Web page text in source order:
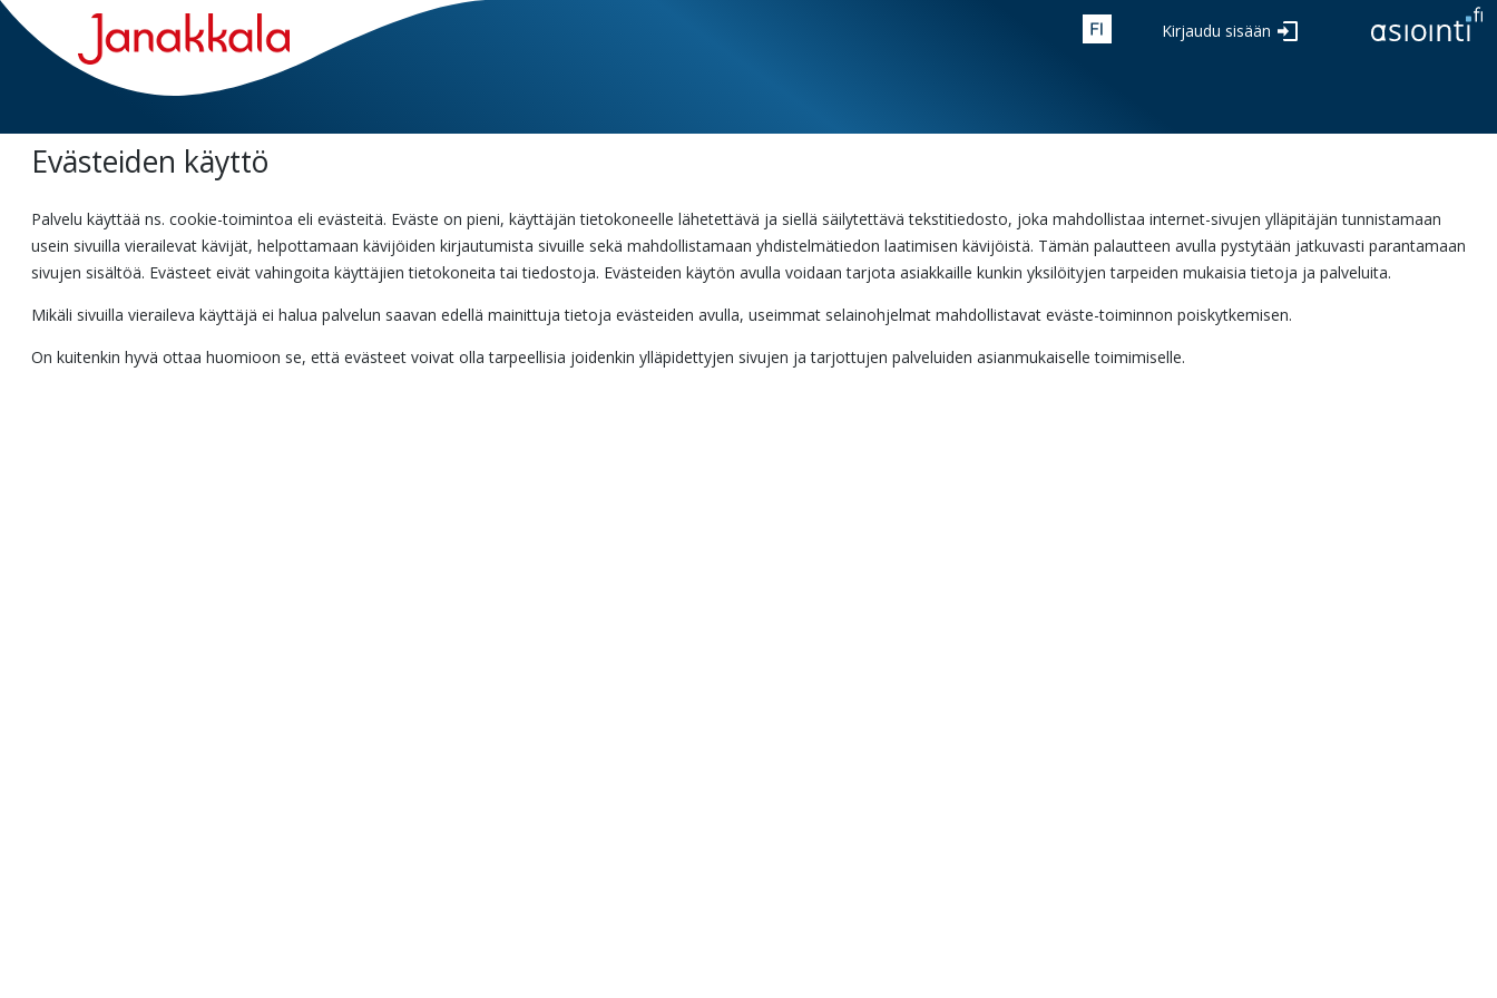
Siirry
päänäkymään
Kirjaudu sisään
Evästeiden käyttö
Palvelu käyttää ns. cookie-toimintoa eli evästeitä. Eväste on pieni, käyttäjän tietokoneelle lähetettävä ja siellä säilytettävä tekstitiedosto, joka mahdollistaa internet-sivujen ylläpitäjän tunnistamaan
usein sivuilla vierailevat kävijät, helpottamaan kävijöiden kirjautumista sivuille sekä mahdollistamaan yhdistelmätiedon laatimisen kävijöistä. Tämän palautteen avulla pystytään jatkuvasti parantamaan
sivujen sisältöä. Evästeet eivät vahingoita käyttäjien tietokoneita tai tiedostoja. Evästeiden käytön avulla voidaan tarjota asiakkaille kunkin yksilöityjen tarpeiden mukaisia tietoja ja palveluita.
Mikäli sivuilla vieraileva käyttäjä ei halua palvelun saavan edellä mainittuja tietoja evästeiden avulla, useimmat selainohjelmat mahdollistavat eväste-toiminnon poiskytkemisen.
On kuitenkin hyvä ottaa huomioon se, että evästeet voivat olla tarpeellisia joidenkin ylläpidettyjen sivujen ja tarjottujen palveluiden asianmukaiselle toimimiselle.